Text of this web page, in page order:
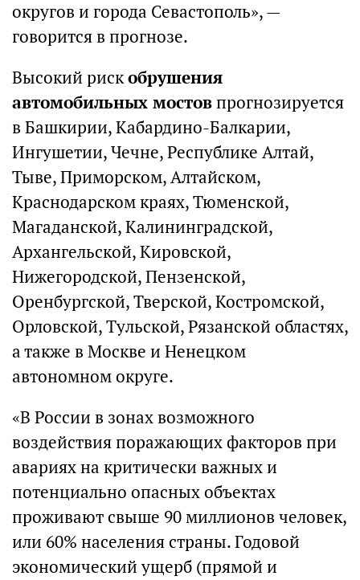
округов и города Севастополь», —
говорится в прогнозе.
Высокий рискобрушения
автомобильных мостовпрогнозируется
в Башкирии, Кабардино-Балкарии,
Ингушетии, Чечне, Республике Алтай,
Тыве, Приморском, Алтайском,
Краснодарском краях, Тюменской,
Магаданской, Калининградской,
Архангельской, Кировской,
Нижегородской, Пензенской,
Оренбургской, Тверской, Костромской,
Орловской, Тульской, Рязанской областях,
а также в Москве и Ненецком
автономном округе.
«В России в зонах возможного
воздействия поражающих факторов при
авариях на критически важных и
потенциально опасных объектах
проживают свыше 90 миллионов человек,
или 60% населения страны. Годовой
экономический ущерб (прямой и